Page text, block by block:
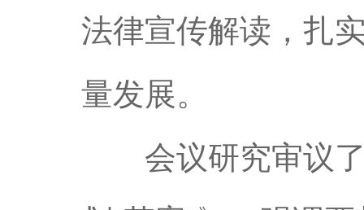
法律宣传解读，扎
量发展。
会议研究审议了